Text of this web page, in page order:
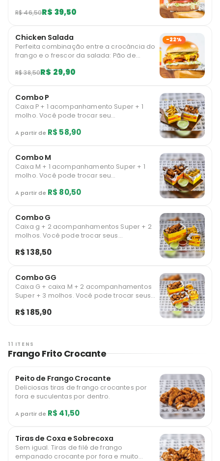
Essa combinação tá incrível, você vai
R$ 46,50R$ 39,50
Chicken Salada
Perfeita combinação entre a crocância do
frango e o frescor da salada: Pão de
minha deliciosa maionese verde, molho
R$ 38,50R$ 29,90
-22%
Combo P
Caixa P + 1 acompanhamento Super + 1
molho. Você pode trocar seu
acompanhamento Mega com um
A partir de R$ 58,90
Combo M
Caixa M + 1 acompanhamento Super + 1
molho. Você pode trocar seu
acompanhamento Mega com um
A partir de R$ 80,50
Combo G
Caixa g + 2 acompanhamentos Super + 2
molhos. Você pode trocar seus
acompanhamentos Mega com um
R$ 138,50
Combo GG
Caixa G + caixa M + 2 acompanhamentos
Super + 3 molhos. Você pode trocar seus
acompanhamentos Mega com um
R$ 185,90
11 ITENS
Frango Frito Crocante
Peito de Frango Crocante
Deliciosas tiras de frango crocantes por
fora e suculentas por dentro.
A partir de R$ 41,50
Tiras de Coxa e Sobrecoxa
Sem igual. Tiras de filé de frango
empanado crocante por fora e muito